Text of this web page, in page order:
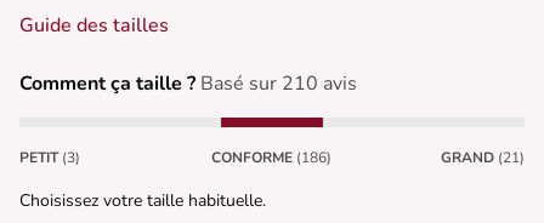
Guide des tailles
Comment ça taille ? Basé sur 210 avis
PETIT (3) CONFORME (186) GRAND (21)
Choisissez votre taille habituelle.